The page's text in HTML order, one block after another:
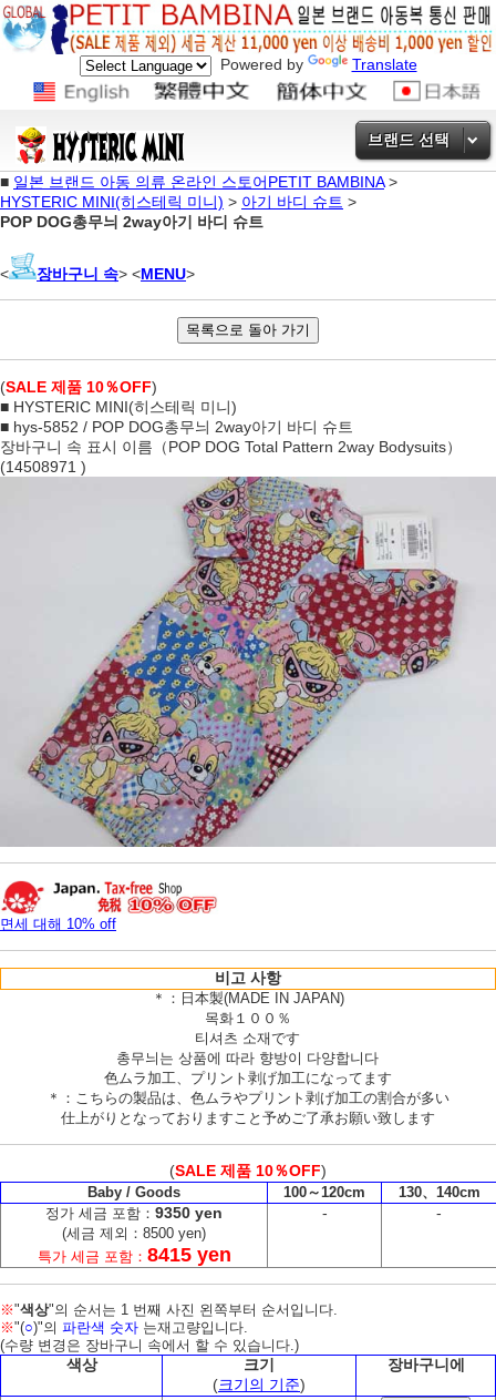
Powered by Translate
브랜드 선택
■ 일본 브랜드 아동 의류 온라인 스토어PETIT BAMBINA>
HYSTERIC MINI(히스테릭 미니) > 아기 바디 슈트 >
POP DOG총무늬 2way아기 바디 슈트
< 장바구니 속> <MENU>
(SALE 제품 10％OFF)
■ HYSTERIC MINI(히스테릭 미니)
■ hys-5852 / POP DOG총무늬 2way아기 바디 슈트
장바구니 속 표시 이름（POP DOG Total Pattern 2way Bodysuits）
(14508971 )
면세 대해 10% off
비고 사항
＊：日本製(MADE IN JAPAN)
목화１００％
티셔츠 소재です
총무늬는 상품에 따라 향방이 다양합니다
色ムラ加工、プリント剥げ加工になってます
＊：こちらの製品は、色ムラやプリント剥げ加工の割合が多い
仕上がりとなっておりますこと予めご了承お願い致します
(SALE 제품 10％OFF)
Baby / Goods 100～120cm
130、140cm
정가 세금 포함： 9350 yen
(세금 제외：8500 yen)
특가 세금 포함： 8415 yen
- -
※"색상"의 순서는 1 번째 사진 왼쪽부터 순서입니다.
※"(○)"의 파란색 숫자 는재고량입니다.
(수량 변경은 장바구니 속에서 할 수 있습니다.)
색상
크기
(크기의 기준)
장바구니에